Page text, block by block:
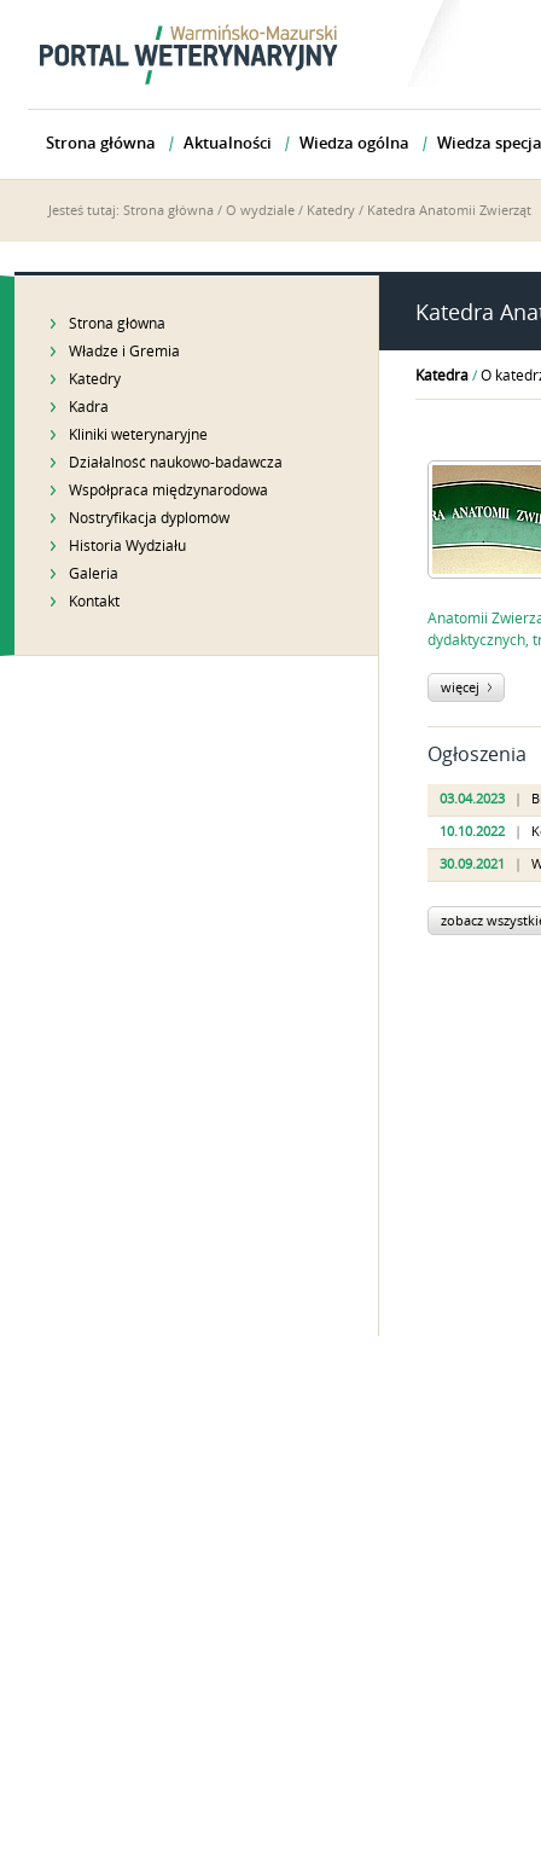
Strona główna Aktualności Wiedza ogólna Wiedza
Jesteś tutaj: Strona główna / O wydziale / Katedry / Katedra Anatomii Zwierząt
Strona główna
Władze i Gremia
Katedry
Kadra
Kliniki weterynaryjne
Działalność naukowo-badawcza
Współpraca międzynarodowa
Nostryfikacja dyplomów
Historia Wydziału
Galeria
Kontakt
Katedra
Katedra / O
Anatomii
dydaktycznych,
więcej
Ogłoszenia
03.04.2023 |
10.10.2022 |
30.09.2021 |
zobacz